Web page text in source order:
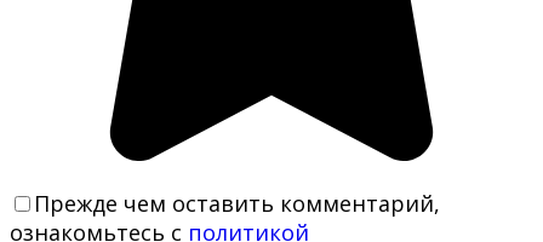
Прежде чем оставить комментарий,
ознакомьтесь с политикой